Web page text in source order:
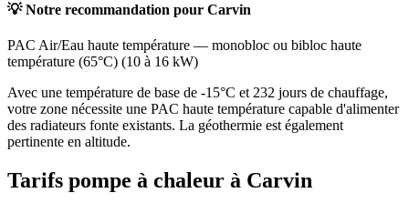
💡 Notre recommandation pour Carvin
PAC Air/Eau haute température — monobloc ou bibloc haute
température (65°C) (10 à 16 kW)
Avec une température de base de -15°C et 232 jours de chauffage,
votre zone nécessite une PAC haute température capable d'alimenter
des radiateurs fonte existants. La géothermie est également
pertinente en altitude.
Tarifs pompe à chaleur à Carvin